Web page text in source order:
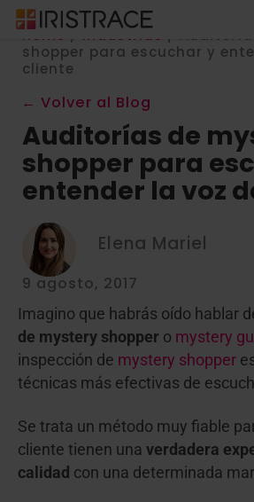
Home / Industrias /
shopper para escuchar y
cliente
← Volver al Blog
Auditorías de
shopper para
entender la voz
Elena Mariel
9 agosto, 2017
Imagino que habrás oído hablar
de mystery shopper o mystery
inspección de mystery shopper
técnicas más efectivas de
Se trata un método muy fiable
cliente tienen una verdadera
calidad con una determinada